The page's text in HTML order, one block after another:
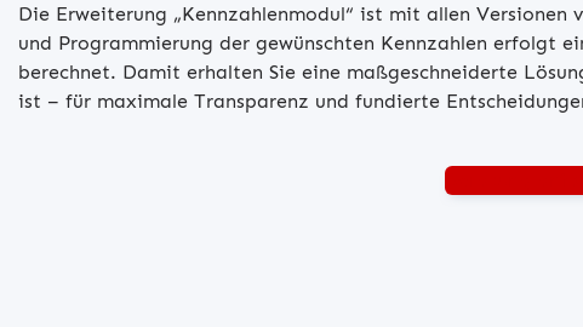
Die Erweiterung „Kennzahlenmodul“ ist mit allen
und Programmierung der gewünschten Kennzahlen erfolgt
berechnet. Damit erhalten Sie eine maßgeschneiderte
ist – für maximale Transparenz und fundierte
Beratung